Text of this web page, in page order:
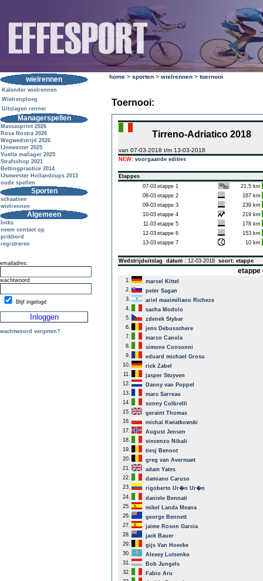
wielrennen
Kalender wielrennen
Wielrenploeg
Uitslagen renner
Managerspellen
Massasprint 2026
Rosa Nostra 2026
Wegwedstrijd 2026
IJsmeester 2025
Vuelta mañager 2025
Strafschop 2021
Bettingpractice 2014
IJsmeester Hollandcups 2013
oude spellen
Sporten
schaatsen
wielrennen
Algemeen
links
neem contact op
prikbord
registreren
emailadres:
wachtwoord:
Blijf ingelogd
wachtwoord vergeten?
home > sporten > wielrennen > toernooi
Toernooi:
Tirreno-Adriatico 2018
van 07-03-2018 t/m 13-03-2018
NEW: voorgaande edities
Etappes
07-03 etappe 1
21,5 km
08-03 etappe 2
167 km
09-03 etappe 3
239 km
10-03 etappe 4
219 km
11-03 etappe 5
178 km
12-03 etappe 6
153 km
13-03 etappe 7 10 km
Wedstrijduitslag datum : 12-03-2018 soort: etappe
etappe
1.
marcel Kittel
2.
peter Sagan
3.
ariel maximiliano Richeze
4.
sacha Modolo
5.
zdenek Stybar
6.
jens Debusschere
7.
marco Canola
8.
simone Consonni
9.
eduard michael Grosu
10.
rick Zabel
11.
jasper Stuyven
12.
Danny van Poppel
13.
marc Sarreau
14.
sonny Colbrelli
15.
geraint Thomas
16.
michal Kwiatkowski
17.
August Jensen
18.
vincenzo Nibali
19.
tiesj Benoot
20.
greg van Avermaet
21.
adam Yates
22.
damiano Caruso
23.
rigoberto Ur�n Ur�n
24.
daniele Bennati
25.
mikel Landa Meana
26.
george Bennett
27.
jaime Roson Garcia
28.
jack Bauer
29.
gijs Van Hoecke
30.
Alexey Lutsenko
31.
Bob Jungels
32.
Fabio Aru